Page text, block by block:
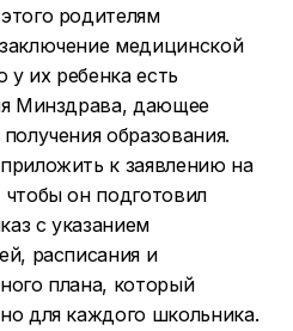
родителям
медицинской
у их ребенка есть
Минздрава, дающее
образования.
к заявлению на
он подготовил
с указанием
расписания и
плана, который
для каждого школьника.